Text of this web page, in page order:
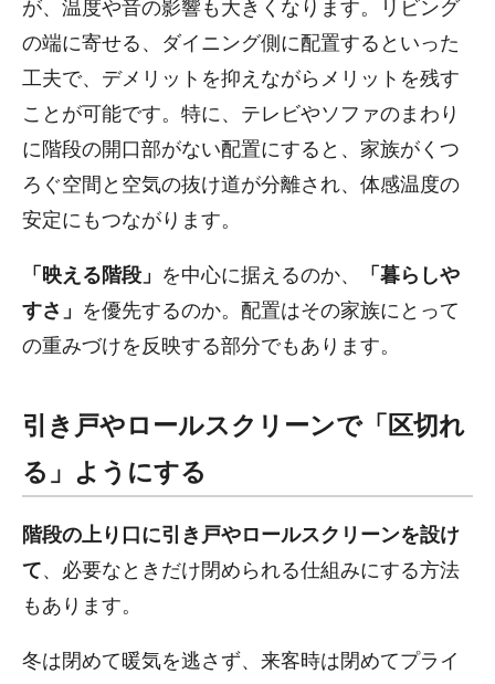
が、温度や音の影響も大きくなります。リビング
の端に寄せる、ダイニング側に配置するといった
工夫で、デメリットを抑えながらメリットを残す
ことが可能です。特に、テレビやソファのまわり
に階段の開口部がない配置にすると、家族がくつ
ろぐ空間と空気の抜け道が分離され、体感温度の
安定にもつながります。
「映える階段」 を中心に据えるのか、
「暮らしや
すさ」 を優先するのか。配置はその家族にとって
の重みづけを反映する部分でもあります。
引き戸やロールスクリーンで「区切れ
る」ようにする
階段の上り口に引き戸やロールスクリーンを設け
て、必要なときだけ閉められる仕組みにする方法
もあります。
冬は閉めて暖気を逃さず、来客時は閉めてプライ